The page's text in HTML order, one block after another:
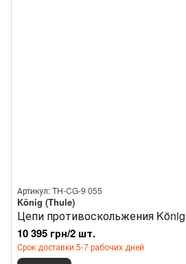
Артикул: TH-CG-9 055
König (Thule)
Цепи противоскольжения
10 395 грн/2 шт.
Срок доставки 5-7 рабочих дней